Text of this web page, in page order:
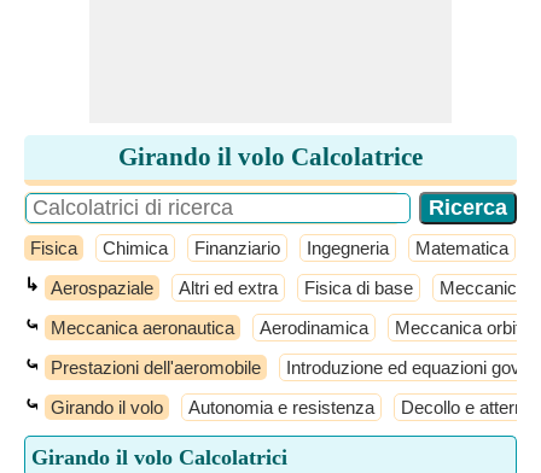
Girando il volo Calcolatrice
Fisica Chimica Finanziario Ingegneria Matematica
↳ Aerospaziale Altri ed extra Fisica di base Meccanico
⤿ Meccanica aeronautica Aerodinamica Meccanica
⤿ Prestazioni dell'aeromobile Introduzione ed equazioni
⤿ Girando il volo Autonomia e resistenza Decollo e
Girando il volo Calcolatrici